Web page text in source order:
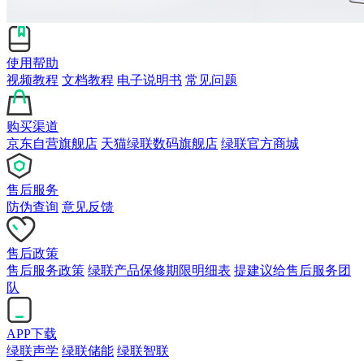
使用帮助
视频教程 文档教程 电子说明书 常见问题
购买渠道
京东自营旗舰店 天猫绿联数码旗舰店 绿联官方商城
售后服务
防伪查询 意见反馈
售后政策
售后服务政策 绿联产品保修期限明细表 提建议给售后服务团
队
APP下载
绿联声学 绿联储能 绿联智联